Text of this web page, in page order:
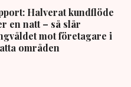
Halverat kundflöde
en natt – så slår
mot företagare i
områden